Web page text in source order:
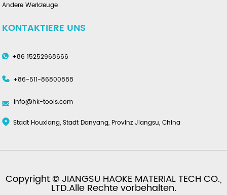
Andere Werkzeuge
KONTAKTIERE UNS
+86 15252968666
+86-511-86800888
info@hk-tools.com
Stadt Houxiang, Stadt Danyang, Provinz Jiangsu, China
Copyright © JIANGSU HAOKE MATERIAL TECH CO.,
LTD.Alle Rechte vorbehalten.